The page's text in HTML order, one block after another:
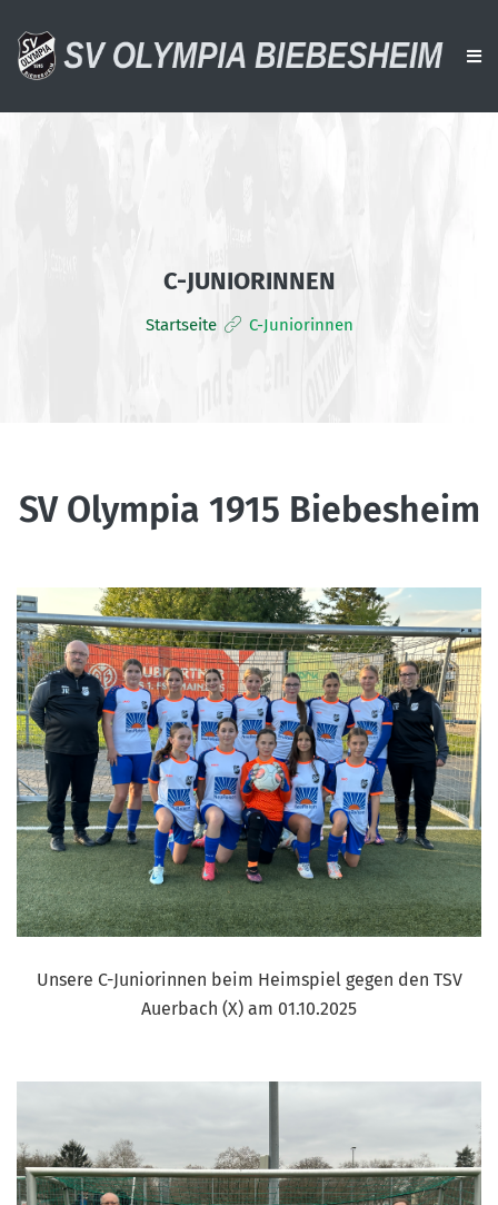
JUGENDTEAMS
VERANSTALTUNGEN
KUNSTRASENPLATZ
C-JUNIORINNEN
Startseite C-Juniorinnen
SV Olympia 1915 Biebesheim
Unsere C-Juniorinnen beim Heimspiel gegen den TSV
Auerbach (X) am 01.10.2025